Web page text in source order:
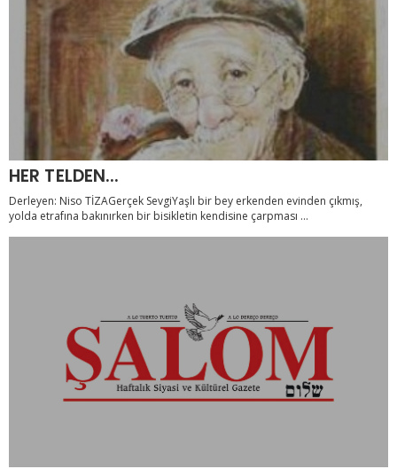
HER TELDEN...
Derleyen: Niso TİZAGerçek SevgiYaşlı bir bey erkenden evinden çıkmış,
yolda etrafına bakınırken bir bisikletin kendisine çarpması ...